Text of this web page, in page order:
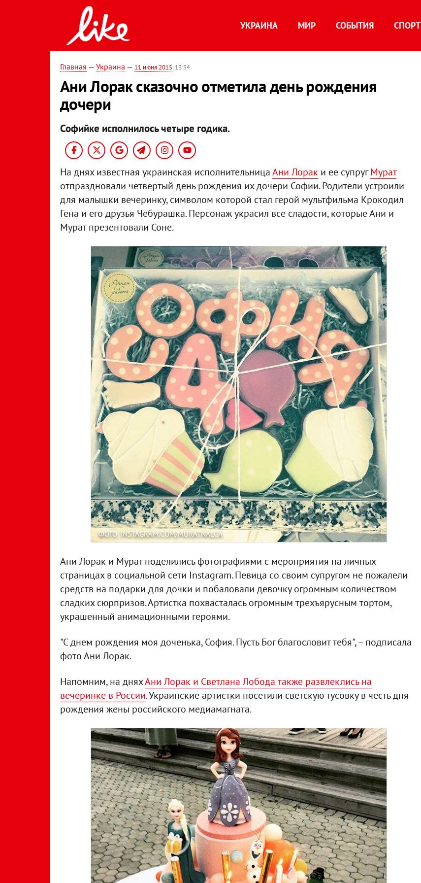
УКРАИНА МИР СОБЫТИЯ СПОРТ
Главная — Украина — 11 июня 2015, 13:34
Ани Лорак сказочно отметила день рождения
дочери
Софийке исполнилось четыре годика.
На днях известная украинская исполнительницаАни Лорак и ее супругМурат
отпраздновали четвертый день рождения их дочери Софии. Родители устроили
для малышки вечеринку, символом которой стал герой мультфильма Крокодил
Гена и его друзья Чебурашка. Персонаж украсил все сладости, которые Ани и
Мурат презентовали Соне.
ФОТО: INSTAGRAM.COM/MURATNALCA
Ани Лорак и Мурат поделились фотографиями с мероприятия на личных
страницах в социальной сети Instagram. Певица со своим супругом не пожалели
средств на подарки для дочки и побаловали девочку огромным количеством
сладких сюрпризов. Артистка похвасталась огромным трехъярусным тортом,
украшенный анимационными героями.
"С днем рождения моя доченька, София. Пусть Бог благословит тебя", – подписала
фото Ани Лорак.
Напомним, на дняхАни Лорак и Светлана Лобода также развлеклись на
вечеринке в России. Украинские артистки посетили светскую тусовку в честь дня
рождения жены российского медиамагната.